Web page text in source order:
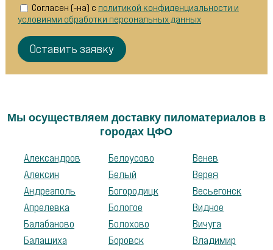
Согласен (-на) с политикой конфиденциальности и
условиями обработки персональных данных
Мы осуществляем доставку пиломатериалов в
городах ЦФО
Александров
Алексин
Андреаполь
Апрелевка
Балабаново
Балашиха
Белоусово
Белый
Богородицк
Бологое
Болохово
Боровск
Венев
Верея
Весьегонск
Видное
Вичуга
Владимир